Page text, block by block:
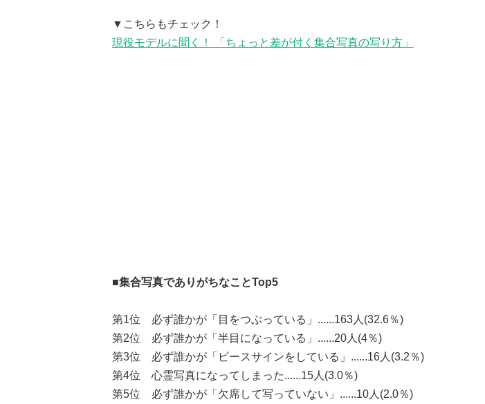
▼こちらもチェック！
現役モデルに聞く！ 「ちょっと差が付く集合写真の写り方」
■集合写真でありがちなことTop5
第1位 必ず誰かが「目をつぶっている」......163人(32.6％)
第2位 必ず誰かが「半目になっている」......20人(4％)
第3位 必ず誰かが「ピースサインをしている」......16人(3.2％)
第4位 心霊写真になってしまった......15人(3.0％)
第5位 必ず誰かが「欠席して写っていない」......10人(2.0％)